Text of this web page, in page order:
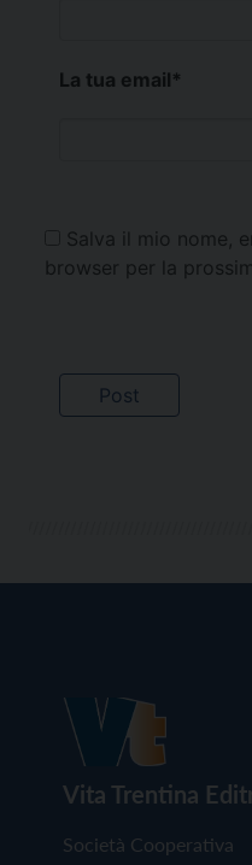
La tua email*
Salva il mio nome,
browser per la
Vita Trentina
Società Cooperativa